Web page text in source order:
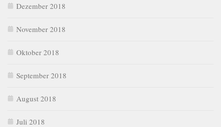
Dezember 2018
November 2018
Oktober 2018
September 2018
August 2018
Juli 2018